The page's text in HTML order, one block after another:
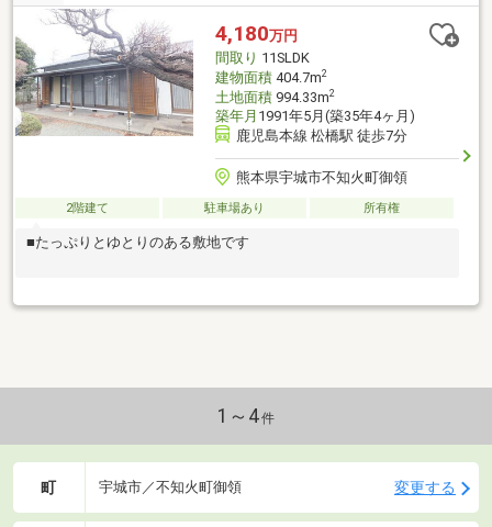
分けることが可能なので、プライベート空間とビジネス空間を差
別化することができます。県道沿いに位置しており、場所も分か
りやすいのも特徴の一つです。
4,180万円
間取り 11SLDK
建物面積404.7m2
土地面積994.33m2
築年月 1991年5月(築35年4ヶ月)
鹿児島本線 松橋駅 徒歩7分
熊本県宇城市不知火町御領
2階建て 駐車場あり 所有権
■たっぷりとゆとりのある敷地です
1～4件
町 宇城市／不知火町御領 変更する